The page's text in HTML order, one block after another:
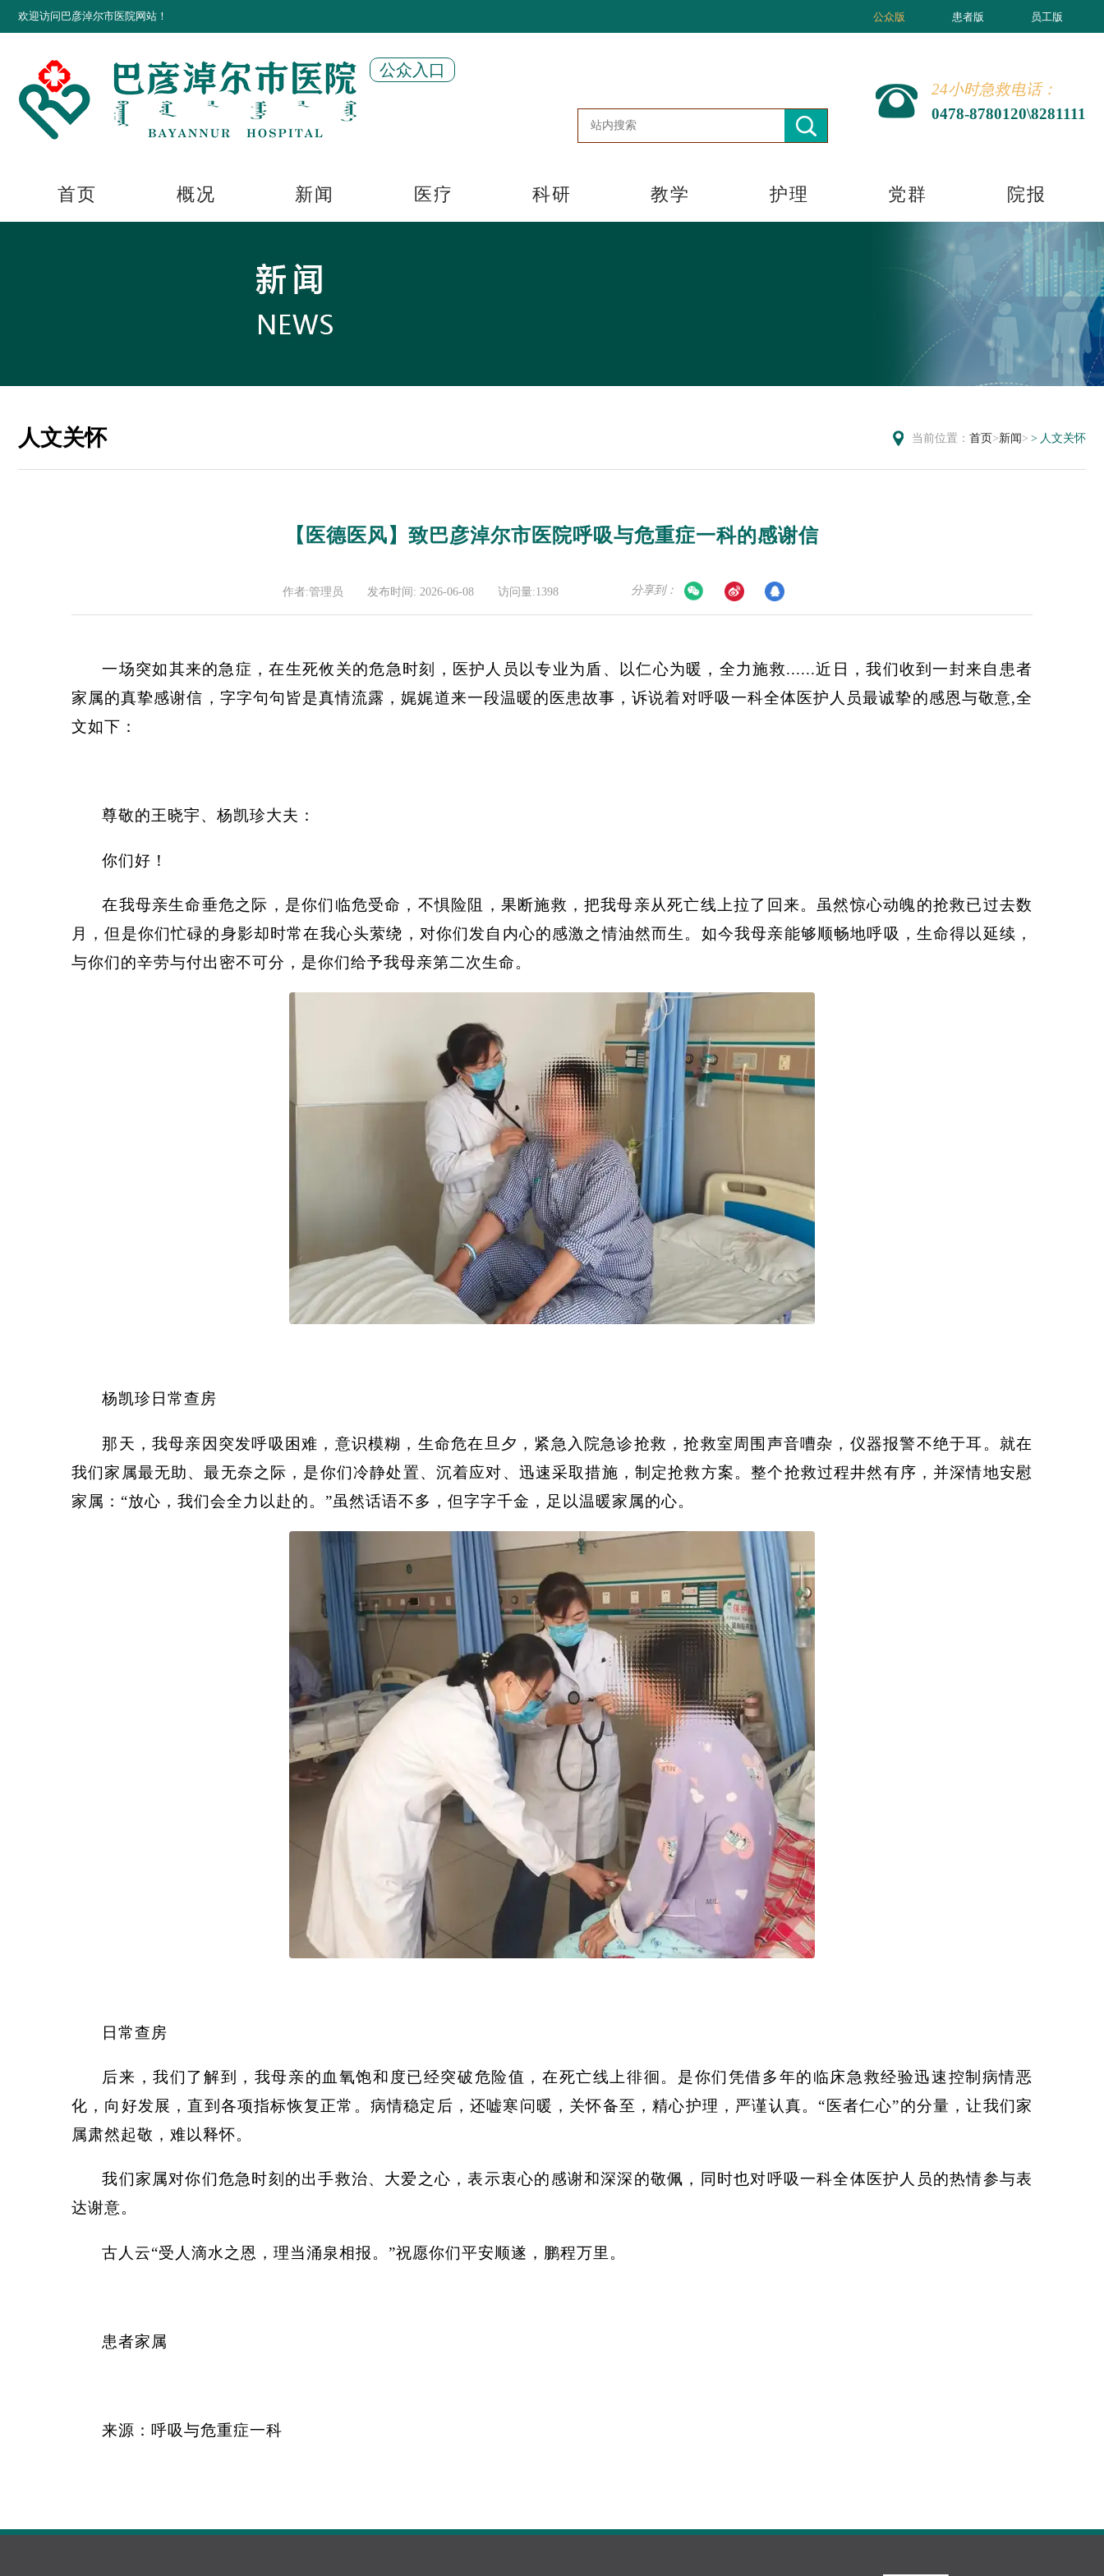
欢迎访问巴彦淖尔市医院网站！ 公众版 患者版 员工版
公众入口
24小时急救电话：
0478-8780120\8281111
首页 概况 新闻 医疗 科研 教学 护理 党群 院报
人文关怀 当前位置： 首页>新闻> 人文关怀
【医德医风】致巴彦淖尔市医院呼吸与危重症一科的感谢信
作者:管理员 发布时间: 2026-06-08 访问量:1398 分享到：
一场突如其来的急症，在生死攸关的危急时刻，医护人员以专业为盾、以仁心为暖，全力施救......近日，我们收到一封来自患者
家属的真挚感谢信，字字句句皆是真情流露，娓娓道来一段温暖的医患故事，诉说着对呼吸一科全体医护人员最诚挚的感恩与敬意,全
文如下：
尊敬的王晓宇、杨凯珍大夫：
你们好！
在我母亲生命垂危之际，是你们临危受命，不惧险阻，果断施救，把我母亲从死亡线上拉了回来。虽然惊心动魄的抢救已过去数
月，但是你们忙碌的身影却时常在我心头萦绕，对你们发自内心的感激之情油然而生。如今我母亲能够顺畅地呼吸，生命得以延续，
与你们的辛劳与付出密不可分，是你们给予我母亲第二次生命。
杨凯珍日常查房
那天，我母亲因突发呼吸困难，意识模糊，生命危在旦夕，紧急入院急诊抢救，抢救室周围声音嘈杂，仪器报警不绝于耳。就在
我们家属最无助、最无奈之际，是你们冷静处置、沉着应对、迅速采取措施，制定抢救方案。整个抢救过程井然有序，并深情地安慰
家属：“放心，我们会全力以赴的。”虽然话语不多，但字字千金，足以温暖家属的心。
日常查房
后来，我们了解到，我母亲的血氧饱和度已经突破危险值，在死亡线上徘徊。是你们凭借多年的临床急救经验迅速控制病情恶
化，向好发展，直到各项指标恢复正常。病情稳定后，还嘘寒问暖，关怀备至，精心护理，严谨认真。“医者仁心”的分量，让我们家
属肃然起敬，难以释怀。
我们家属对你们危急时刻的出手救治、大爱之心，表示衷心的感谢和深深的敬佩，同时也对呼吸一科全体医护人员的热情参与表
达谢意。
古人云“受人滴水之恩，理当涌泉相报。”祝愿你们平安顺遂，鹏程万里。
患者家属
来源：呼吸与危重症一科